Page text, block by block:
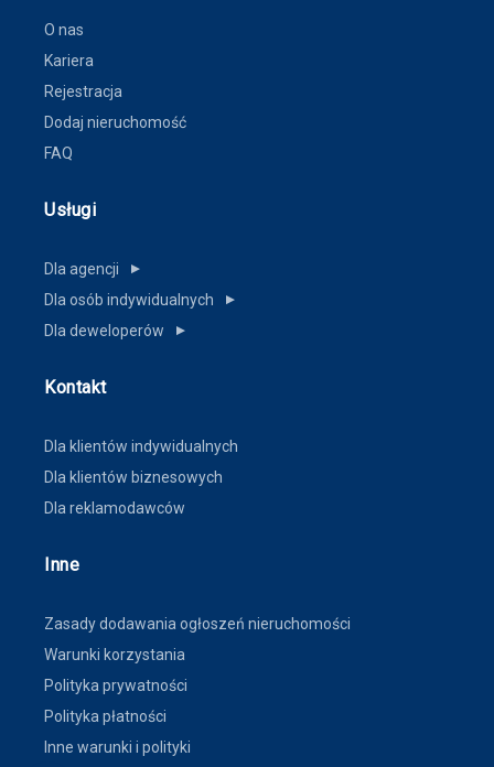
O nas
Kariera
Rejestracja
Dodaj nieruchomość
FAQ
Usługi
Dla agencji ▼
Dla osób indywidualnych ▼
Dla deweloperów ▼
Kontakt
Dla klientów indywidualnych
Dla klientów biznesowych
Dla reklamodawców
Inne
Zasady dodawania ogłoszeń nieruchomości
Warunki korzystania
Polityka prywatności
Polityka płatności
Inne warunki i polityki